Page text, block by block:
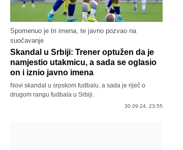
Spomenuo je tri imena, te javno pozvao na
suočavanje
Skandal u Srbiji: Trener optužen da je
namjestio utakmicu, a sada se oglasio
on i iznio javno imena
Novi skandal u srpskom fudbalu, a sada je riječ o
drugom rangu fudbala u Srbiji.
30.09.24. 23:55